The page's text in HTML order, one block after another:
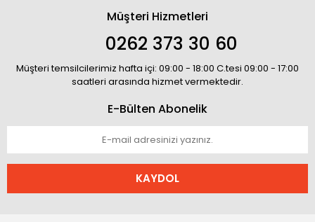
Müşteri Hizmetleri
0262 373 30 60
Müşteri temsilcilerimiz hafta içi: 09:00 - 18:00 C.tesi 09:00 - 17:00
saatleri arasında hizmet vermektedir.
E-Bülten Abonelik
KAYDOL